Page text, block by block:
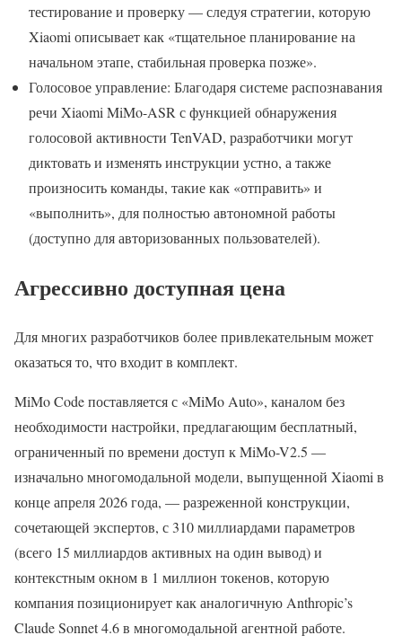
тестирование и проверку — следуя стратегии, которую
Xiaomi описывает как «тщательное планирование на
начальном этапе, стабильная проверка позже».
Голосовое управление: Благодаря системе распознавания
речи Xiaomi MiMo-ASR с функцией обнаружения
голосовой активности TenVAD, разработчики могут
диктовать и изменять инструкции устно, а также
произносить команды, такие как «отправить» и
«выполнить», для полностью автономной работы
(доступно для авторизованных пользователей).
Агрессивно доступная цена
Для многих разработчиков более привлекательным может
оказаться то, что входит в комплект.
MiMo Code поставляется с «MiMo Auto», каналом без
необходимости настройки, предлагающим бесплатный,
ограниченный по времени доступ к MiMo-V2.5 —
изначально многомодальной модели, выпущенной Xiaomi в
конце апреля 2026 года, — разреженной конструкции,
сочетающей экспертов, с 310 миллиардами параметров
(всего 15 миллиардов активных на один вывод) и
контекстным окном в 1 миллион токенов, которую
компания позиционирует как аналогичную Anthropic’s
Claude Sonnet 4.6 в многомодальной агентной работе.